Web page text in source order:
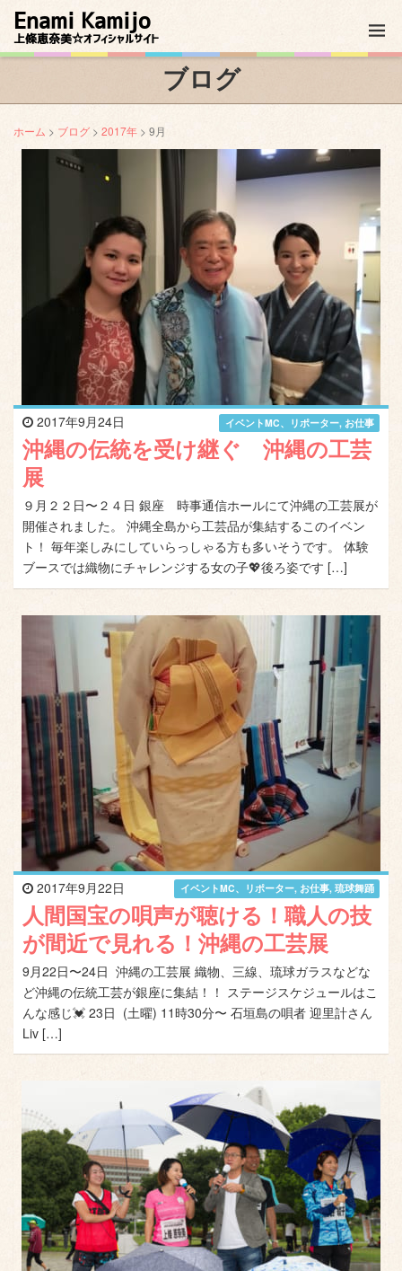
Enami Kamijo
上條恵奈美☆オフィシャルサイト
ブログ
ホーム > ブログ > 2017年 > 9月
2017年9月24日 イベントMC、リポーター, お仕事
沖縄の伝統を受け継ぐ 沖縄の工芸
展
９月２２日〜２４日 銀座 時事通信ホールにて沖縄の工芸展が
開催されました。 沖縄全島から工芸品が集結するこのイベン
ト！ 毎年楽しみにしていらっしゃる方も多いそうです。 体験
ブースでは織物にチャレンジする女の子💖後ろ姿です […]
2017年9月22日 イベントMC、リポーター, お仕事, 琉球舞踊
人間国宝の唄声が聴ける！職人の技
が間近で見れる！沖縄の工芸展
9月22日〜24日 沖縄の工芸展 織物、三線、琉球ガラスなどな
ど沖縄の伝統工芸が銀座に集結！！ ステージスケジュールはこ
んな感じ💓 23日 (土曜) 11時30分〜 石垣島の唄者 迎里計さん
Liv […]